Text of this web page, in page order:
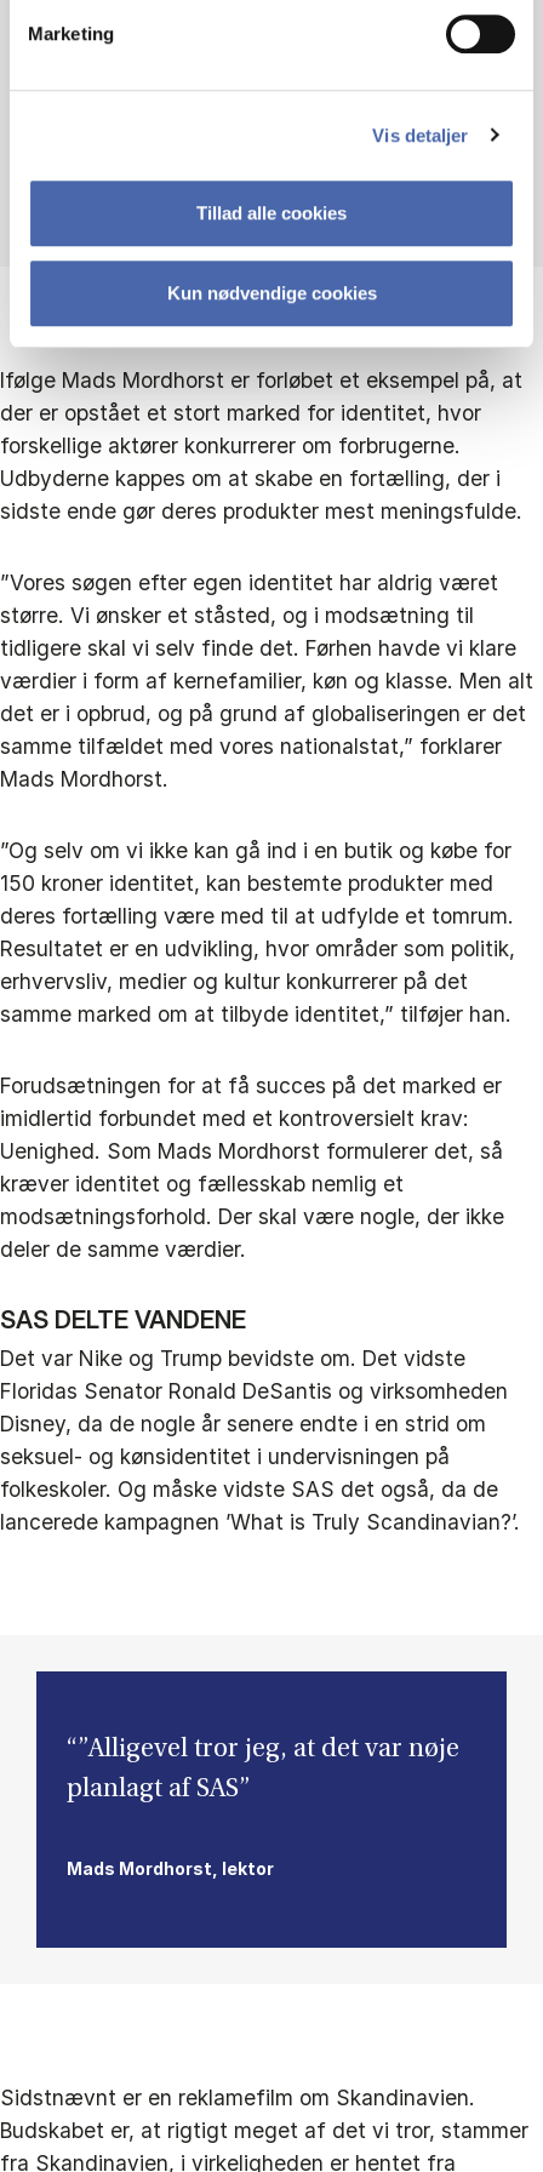
Marketing
Vis detaljer
Tillad alle cookies
Kun nødvendige cookies
“”Vores søgen efter egen identitet
Ifølge Mads Mordhorst er forløbet et eksempel på, at
der er opstået et stort marked for identitet, hvor
forskellige aktører konkurrerer om forbrugerne.
Udbyderne kappes om at skabe en fortælling, der i
sidste ende gør deres produkter mest meningsfulde.
”Vores søgen efter egen identitet har aldrig været
større. Vi ønsker et ståsted, og i modsætning til
tidligere skal vi selv finde det. Førhen havde vi klare
værdier i form af kernefamilier, køn og klasse. Men alt
det er i opbrud, og på grund af globaliseringen er det
samme tilfældet med vores nationalstat,” forklarer
Mads Mordhorst.
”Og selv om vi ikke kan gå ind i en butik og købe for
150 kroner identitet, kan bestemte produkter med
deres fortælling være med til at udfylde et tomrum.
Resultatet er en udvikling, hvor områder som politik,
erhvervsliv, medier og kultur konkurrerer på det
samme marked om at tilbyde identitet,” tilføjer han.
Forudsætningen for at få succes på det marked er
imidlertid forbundet med et kontroversielt krav:
Uenighed. Som Mads Mordhorst formulerer det, så
kræver identitet og fællesskab nemlig et
modsætningsforhold. Der skal være nogle, der ikke
deler de samme værdier.
SAS DELTE VANDENE
Det var Nike og Trump bevidste om. Det vidste
Floridas Senator Ronald DeSantis og virksomheden
Disney, da de nogle år senere endte i en strid om
seksuel- og kønsidentitet i undervisningen på
folkeskoler. Og måske vidste SAS det også, da de
lancerede kampagnen ’What is Truly Scandinavian?’.
“”Alligevel tror jeg, at det var nøje
planlagt af SAS”
Mads Mordhorst, lektor
Sidstnævnt er en reklamefilm om Skandinavien.
Budskabet er, at rigtigt meget af det vi tror, stammer
fra Skandinavien, i virkeligheden er hentet fra